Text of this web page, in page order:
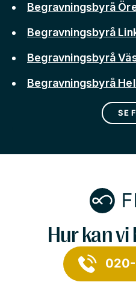
Begravningsbyrå
Begravningsbyrå
Begravningsbyrå
Begravningsbyrå
SE
Hur kan